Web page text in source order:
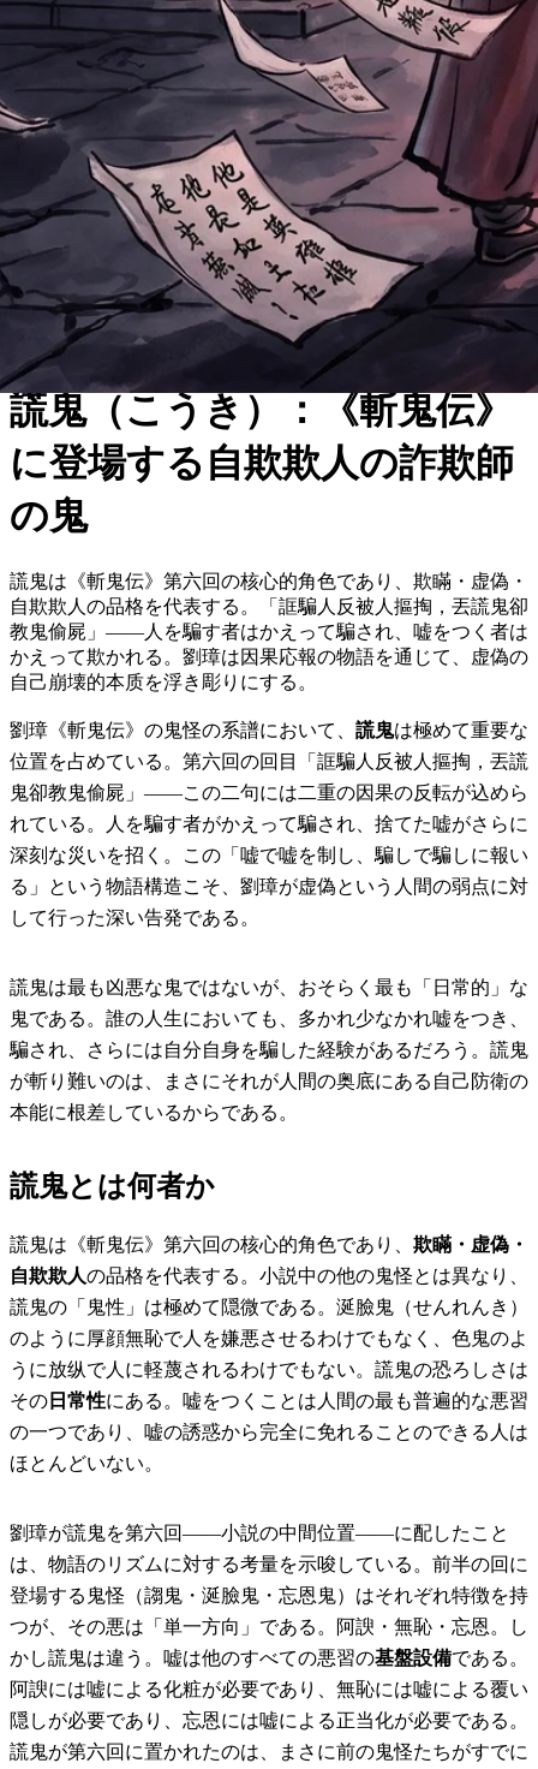
人間性の鬼
謊鬼（こうき）：《斬鬼伝》
に登場する自欺欺人の詐欺師
の鬼
謊鬼は《斬鬼伝》第六回の核心的角色であり、欺瞞・虚偽・
自欺欺人の品格を代表する。「誆騙人反被人摳掏，丟謊鬼卻
教鬼偷屍」――人を騙す者はかえって騙され、嘘をつく者は
かえって欺かれる。劉璋は因果応報の物語を通じて、虚偽の
自己崩壊的本质を浮き彫りにする。
劉璋《斬鬼伝》の鬼怪の系譜において、 謊鬼は極めて重要な
位置を占めている。第六回の回目「誆騙人反被人摳掏，丟謊
鬼卻教鬼偷屍」――この二句には二重の因果の反転が込めら
れている。人を騙す者がかえって騙され、捨てた嘘がさらに
深刻な災いを招く。この「嘘で嘘を制し、騙しで騙しに報い
る」という物語構造こそ、劉璋が虚偽という人間の弱点に対
して行った深い告発である。
謊鬼は最も凶悪な鬼ではないが、おそらく最も「日常的」な
鬼である。誰の人生においても、多かれ少なかれ嘘をつき、
騙され、さらには自分自身を騙した経験があるだろう。謊鬼
が斬り難いのは、まさにそれが人間の奥底にある自己防衛の
本能に根差しているからである。
謊鬼とは何者か
謊鬼は《斬鬼伝》第六回の核心的角色であり、 欺瞞・虚偽・
自欺欺人の品格を代表する。小説中の他の鬼怪とは異なり、
謊鬼の「鬼性」は極めて隠微である。涎臉鬼（せんれんき）
のように厚顔無恥で人を嫌悪させるわけでもなく、色鬼のよ
うに放纵で人に軽蔑されるわけでもない。謊鬼の恐ろしさは
その 日常性にある。嘘をつくことは人間の最も普遍的な悪習
の一つであり、嘘の誘惑から完全に免れることのできる人は
ほとんどいない。
劉璋が謊鬼を第六回――小説の中間位置――に配したこと
は、物語のリズムに対する考量を示唆している。前半の回に
登場する鬼怪（謅鬼・涎臉鬼・忘恩鬼）はそれぞれ特徴を持
つが、その悪は「単一方向」である。阿諛・無恥・忘恩。し
かし謊鬼は違う。嘘は他のすべての悪習の基盤設備である。
阿諛には嘘による化粧が必要であり、無恥には嘘による覆い
隠しが必要であり、忘恩には嘘による正当化が必要である。
謊鬼が第六回に置かれたのは、まさに前の鬼怪たちがすでに